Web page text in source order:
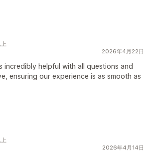
2026年4月22日
incredibly helpful with all questions and
ensuring our experience is as smooth as
2026年4月14日